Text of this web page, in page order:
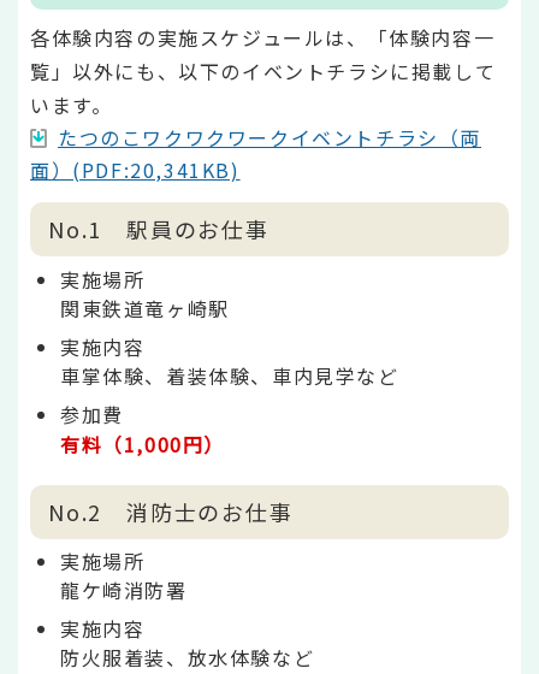
各体験内容の実施スケジュールは、「体験内容一
覧」以外にも、以下のイベントチラシに掲載して
います。
たつのこワクワクワークイベントチラシ（両
面）(PDF:20,341KB)
No.1 駅員のお仕事
実施場所
関東鉄道竜ヶ崎駅
実施内容
車掌体験、着装体験、車内見学など
参加費
有料（1,000円）
No.2 消防士のお仕事
実施場所
龍ケ崎消防署
実施内容
防火服着装、放水体験など